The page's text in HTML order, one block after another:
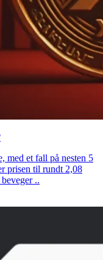
med et fall på nesten 5
prisen til rundt 2,08
..